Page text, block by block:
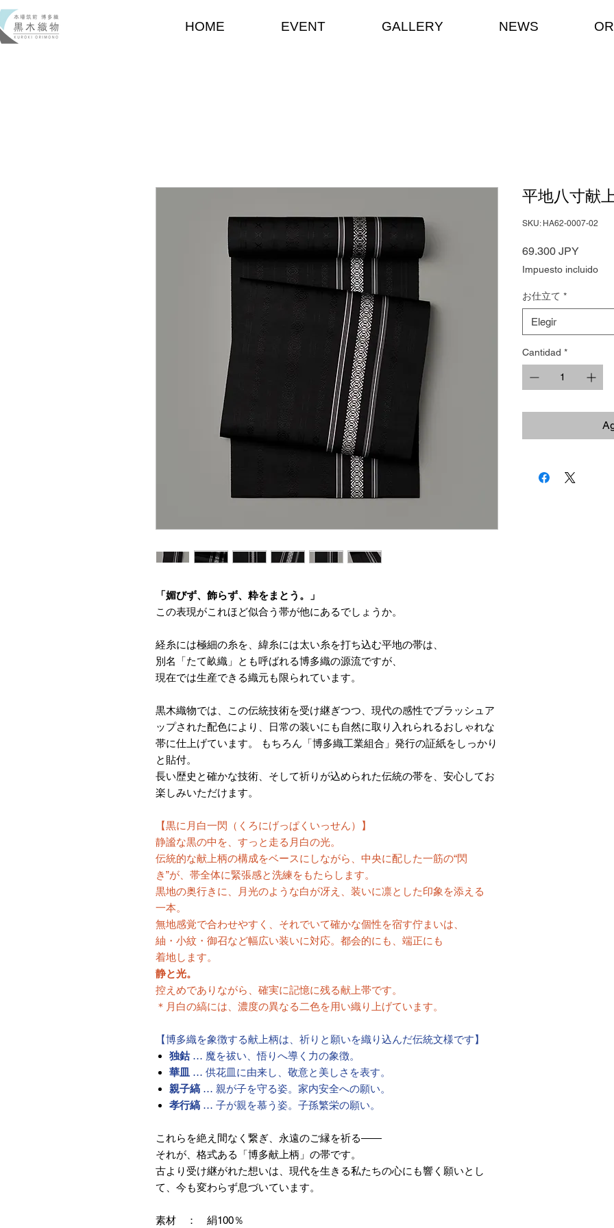
HOME EVENT GALLERY NEWS
「媚びず、飾らず、粋をまとう。」
この表現がこれほど似合う帯が他にあるでしょうか。
経糸には極細の糸を、緯糸には太い糸を打ち込む平地の帯は、
別名「たて畝織」とも呼ばれる博多織の源流ですが、
現在では生産できる織元も限られています。
黒木織物では、この伝統技術を受け継ぎつつ、現代の感性でブラッシュア
ップされた配色により、日常の装いにも自然に取り入れられるおしゃれな
帯に仕上げています。 もちろん「博多織工業組合」発行の証紙をしっかり
と貼付。
長い歴史と確かな技術、そして祈りが込められた伝統の帯を、安心してお
楽しみいただけます。
【黒に月白一閃（くろにげっぱくいっせん）】
静謐な黒の中を、すっと走る月白の光。
伝統的な献上柄の構成をベースにしながら、中央に配した一筋の“閃
き”が、帯全体に緊張感と洗練をもたらします。
黒地の奥行きに、月光のような白が冴え、装いに凛とした印象を添える
一本。
無地感覚で合わせやすく、それでいて確かな個性を宿す佇まいは、
紬・小紋・御召など幅広い装いに対応。都会的にも、端正にも
着地します。
静と光。
控えめでありながら、確実に記憶に残る献上帯です。
＊月白の縞には、濃度の異なる二色を用い織り上げています。
【博多織を象徴する献上柄は、祈りと願いを織り込んだ伝統文様です】
独鈷… 魔を祓い、悟りへ導く力の象徴。
華皿 … 供花皿に由来し、敬意と美しさを表す。
親子縞 … 親が子を守る姿。家内安全への願い。
孝行縞 … 子が親を慕う姿。子孫繁栄の願い。
これらを絶え間なく繋ぎ、永遠のご縁を祈る――
それが、格式ある「博多献上柄」の帯です。
古より受け継がれた想いは、現代を生きる私たちの心にも響く願いとし
て、今も変わらず息づいています。
素材 ： 絹100％
平地八寸献
SKU: HA62-0007-02
69.300 JPYPrecio
Impuesto incluido
お仕立て *
Elegir
Cantidad *